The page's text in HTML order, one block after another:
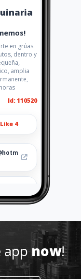
en grúas
dentro y
amplia
Id: 110520
Like 4
appnow!